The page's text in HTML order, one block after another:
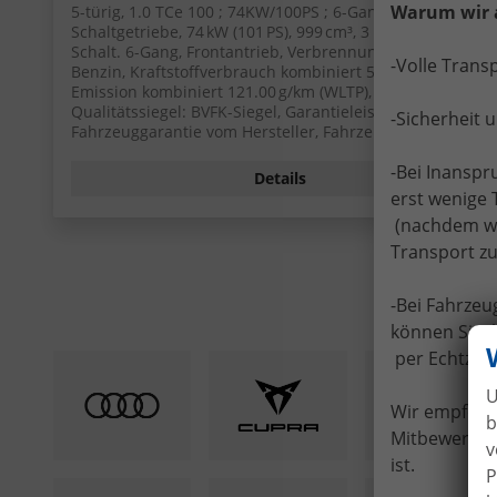
5-türig, 1.0 TCe 100 ; 74KW/100PS ; 6-Gang-
Schaltgetriebe, 74 kW (101 PS), 999 cm³, 3 Zylinder,
Schalt. 6-Gang, Frontantrieb, Verbrennungsmotor (ICE),
Benzin, Kraftstoffverbrauch kombiniert 5,3 (WLTP), CO₂-
Emission kombiniert 121.00 g/km (WLTP), CO₂-Klasse D,
Qualitätssiegel: BVFK-Siegel, Garantieleistung:
Fahrzeuggarantie vom Hersteller, Fahrzeugnr.: 52279
Details
Warum wir
-Volle
-Sicherheit
-Bei
erst wenige
(nachdem
Transport
-Bei
können Sie
per
Wir
ist.